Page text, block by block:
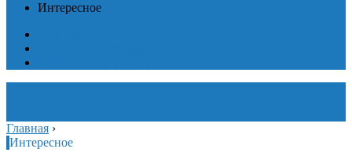
Интересное
Главная ›
Интересное